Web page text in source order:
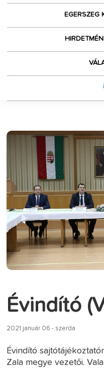
EGERSZEG
Évindító
2021 január 06 - szerda
Évindító
Zala megye vezetői.